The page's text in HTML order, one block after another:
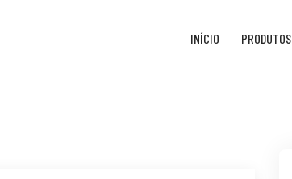
INÍCIO PRODUTOS